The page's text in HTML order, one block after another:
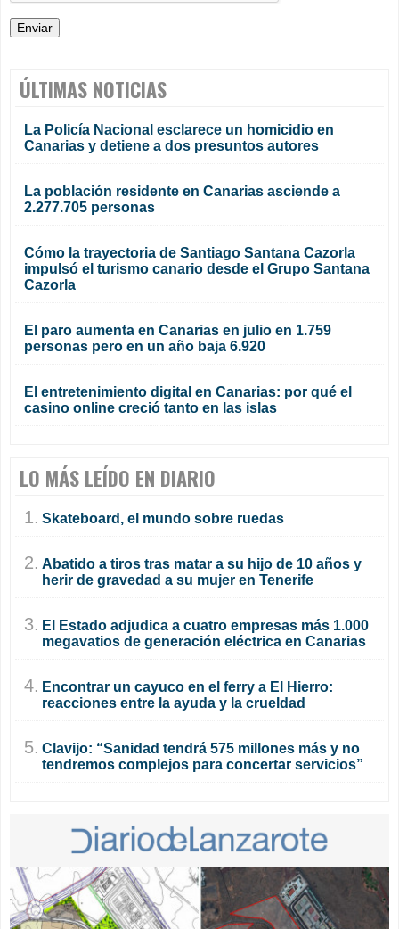
ÚLTIMAS NOTICIAS
La Policía Nacional esclarece un homicidio en
Canarias y detiene a dos presuntos autores
La población residente en Canarias asciende a
2.277.705 personas
Cómo la trayectoria de Santiago Santana Cazorla
impulsó el turismo canario desde el Grupo Santana
Cazorla
El paro aumenta en Canarias en julio en 1.759
personas pero en un año baja 6.920
El entretenimiento digital en Canarias: por qué el
casino online creció tanto en las islas
LO MÁS LEÍDO EN DIARIO
1. Skateboard, el mundo sobre ruedas
2. Abatido a tiros tras matar a su hijo de 10 años y
herir de gravedad a su mujer en Tenerife
3. El Estado adjudica a cuatro empresas más 1.000
megavatios de generación eléctrica en Canarias
4. Encontrar un cayuco en el ferry a El Hierro:
reacciones entre la ayuda y la crueldad
5. Clavijo: “Sanidad tendrá 575 millones más y no
tendremos complejos para concertar servicios”